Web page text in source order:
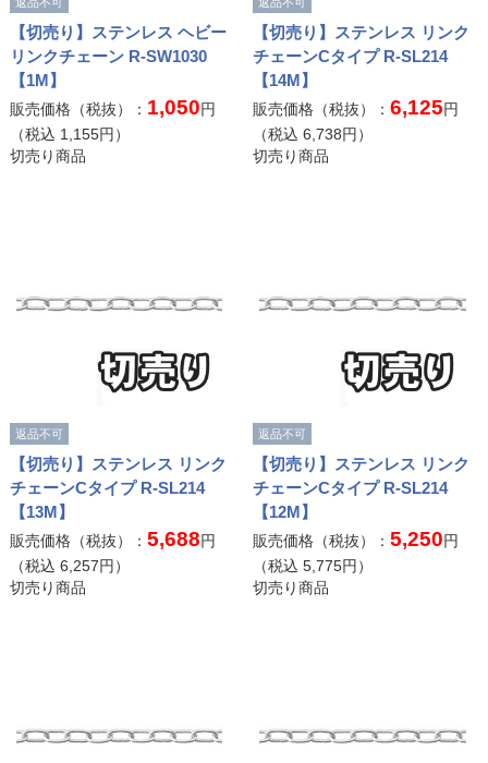
【切売り】ステンレス ヘビー
リンクチェーン R-SW1030
【1M】
販売価格（税抜）： 1,050円
（税込 1,155円）
切売り商品
【切売り】ステンレス リンク
チェーンCタイプ R-SL214
【14M】
販売価格（税抜）：6,125円
（税込6,738円）
切売り商品
返品不可
【切売り】ステンレス リンク
チェーンCタイプ R-SL214
【13M】
販売価格（税抜）： 5,688円
（税込 6,257円）
切売り商品
返品不可
【切売り】ステンレス リンク
チェーンCタイプ R-SL214
【12M】
販売価格（税抜）：5,250円
（税込5,775円）
切売り商品